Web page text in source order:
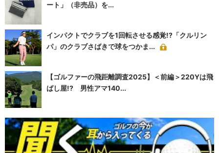
ート」（非売品）を...
インパクトでクラブを1回転させる感覚!?「クルリン
パ」のクラブさばきで球をつかま...
【ゴルファーの飛距離調査2025】＜前編＞220Yは飛
ばし屋!? 男性アマ140...